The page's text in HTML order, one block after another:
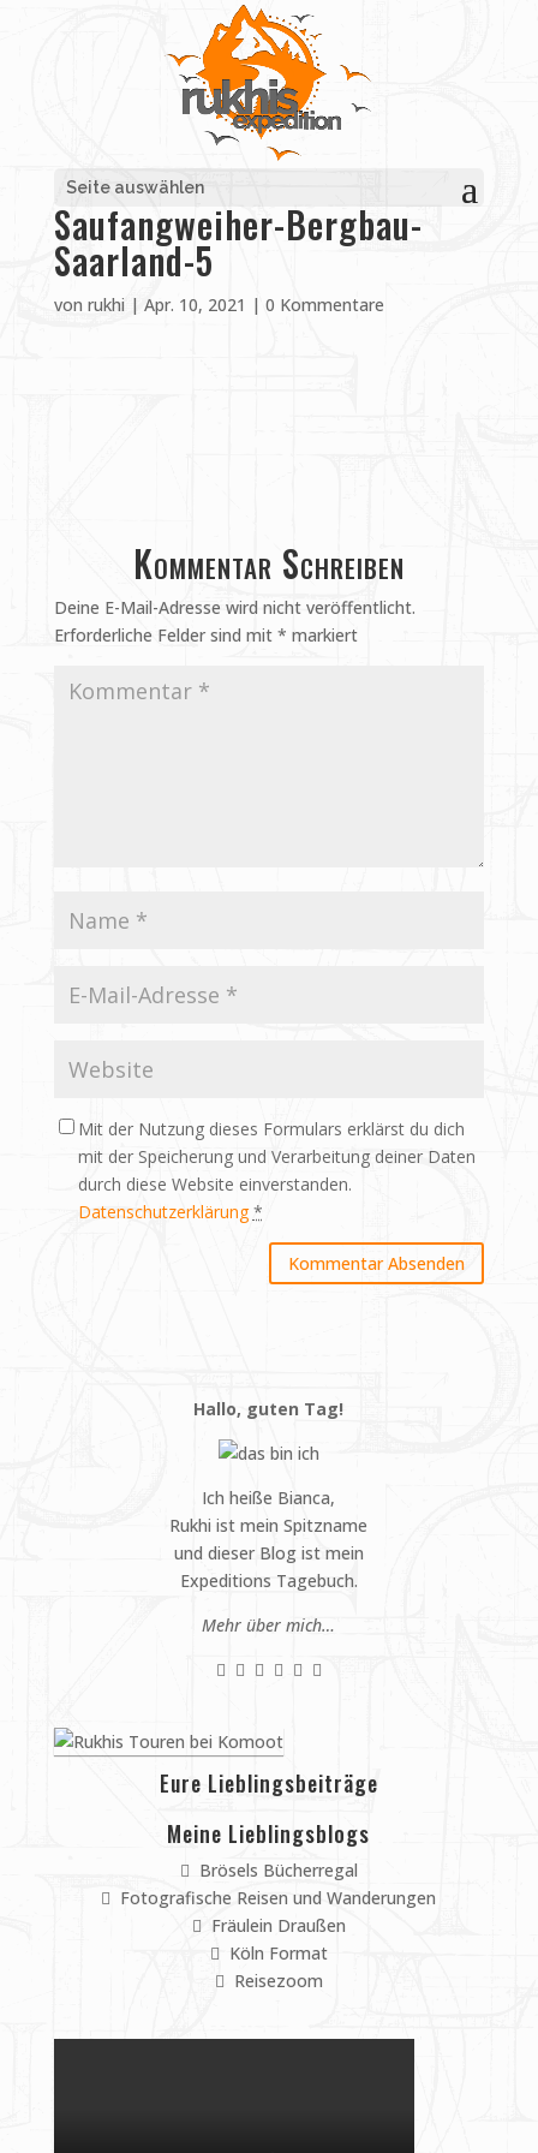
Seite auswählen
Saufangweiher-Bergbau-
Saarland-5
von rukhi| Apr. 10, 2021 | 0 Kommentare
Kommentar Schreiben
Deine E-Mail-Adresse wird nicht veröffentlicht.
Erforderliche Felder sind mit * markiert
Mit der Nutzung dieses Formulars erklärst du dich
mit der Speicherung und Verarbeitung deiner Daten
durch diese Website einverstanden.
Datenschutzerklärung *
Hallo, guten Tag!
Ich heiße Bianca,
Rukhi ist mein Spitzname
und dieser Blog ist mein
Expeditions Tagebuch.
Mehr über mich…
Eure Lieblingsbeiträge
Meine Lieblingsblogs
Brösels Bücherregal
Fotografische Reisen und Wanderungen
Fräulein Draußen
Köln Format
Reisezoom